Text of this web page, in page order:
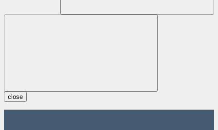
close